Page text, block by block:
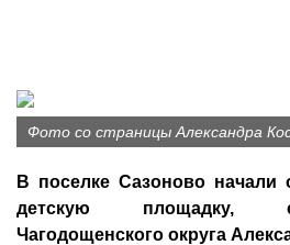
Фото со страницы Александра
В поселке Сазоново начали
детскую площадку,
Чагодощенского округа